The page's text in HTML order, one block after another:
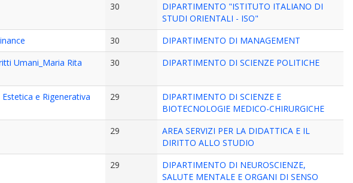
30
DIPARTIMENTO "ISTITUTO ITALIANO DI
STUDI ORIENTALI - ISO"
30
DIPARTIMENTO DI MANAGEMENT
Umani_Maria Rita
30 DIPARTIMENTO DI SCIENZE POLITICHE
e Rigenerativa
29
DIPARTIMENTO DI SCIENZE E
BIOTECNOLOGIE MEDICO-CHIRURGICHE
29
AREA SERVIZI PER LA DIDATTICA E IL
DIRITTO ALLO STUDIO
29
DIPARTIMENTO DI NEUROSCIENZE,
SALUTE MENTALE E ORGANI DI SENSO